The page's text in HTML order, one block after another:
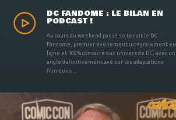
DC FANDOME : LE BILAN EN
PODCAST !
Au cours du weekend passé se tenait le DC
Fandome, premier évènement intégralement en
ligne et 100% consacré aux univers de DC, avec un
angle définitivement axé sur les adaptations
filmiques ...